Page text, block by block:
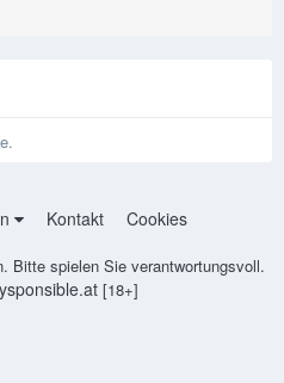
Kontakt Cookies
Bitte spielen Sie verantwortungsvoll.
[18+]